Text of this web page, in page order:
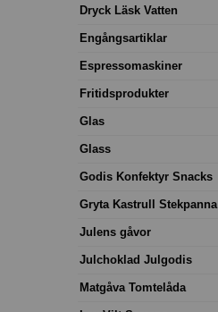
Dryck Läsk Vatten
Engångsartiklar
Espressomaskiner
Fritidsprodukter
Glas
Glass
Godis Konfektyr Snacks
Gryta Kastrull Stekpanna
Julens gåvor
Julchoklad Julgodis
Matgåva Tomtelåda